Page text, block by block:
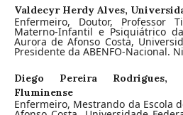
Valdecyr Herdy Alves,
Enfermeiro, Doutor, Professor
Materno-Infantil e Psiquiátrico
Aurora de Afonso Costa,
Presidente da ABENFO-Nacional.
Diego Pereira Rodrigues,
Fluminense
Enfermeiro, Mestrando da Escola